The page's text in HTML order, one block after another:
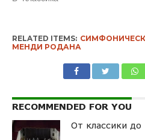
RELATED ITEMS:
МЕНДИ РОДАНА
RECOMMENDED FOR YOU
От классики до